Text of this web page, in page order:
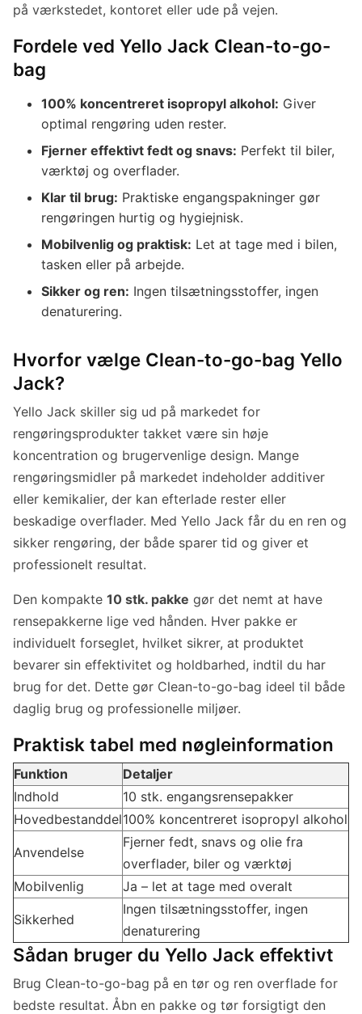
på værkstedet, kontoret eller ude på vejen.
Fordele ved Yello Jack Clean-to-go-
bag
100% koncentreret isopropyl alkohol: Giver
optimal rengøring uden rester.
Fjerner effektivt fedt og snavs: Perfekt til biler,
værktøj og overflader.
Klar til brug: Praktiske engangspakninger gør
rengøringen hurtig og hygiejnisk.
Mobilvenlig og praktisk: Let at tage med i bilen,
tasken eller på arbejde.
Sikker og ren: Ingen tilsætningsstoffer, ingen
denaturering.
Hvorfor vælge Clean-to-go-bag Yello
Jack?
Yello Jack skiller sig ud på markedet for
rengøringsprodukter takket være sin høje
koncentration og brugervenlige design. Mange
rengøringsmidler på markedet indeholder additiver
eller kemikalier, der kan efterlade rester eller
beskadige overflader. Med Yello Jack får du en ren og
sikker rengøring, der både sparer tid og giver et
professionelt resultat.
Den kompakte 10 stk. pakke gør det nemt at have
rensepakkerne lige ved hånden. Hver pakke er
individuelt forseglet, hvilket sikrer, at produktet
bevarer sin effektivitet og holdbarhed, indtil du har
brug for det. Dette gør Clean-to-go-bag ideel til både
daglig brug og professionelle miljøer.
Praktisk tabel med nøgleinformation
Funktion
Detaljer
Indhold
10 stk. engangsrensepakker
Hovedbestanddel100% koncentreret isopropyl alkohol
Anvendelse
Fjerner fedt, snavs og olie fra
overflader, biler og værktøj
Mobilvenlig
Ja – let at tage med overalt
Sikkerhed
Ingen tilsætningsstoffer, ingen
denaturering
Sådan bruger du Yello Jack effektivt
Brug Clean-to-go-bag på en tør og ren overflade for
bedste resultat. Åbn en pakke og tør forsigtigt den